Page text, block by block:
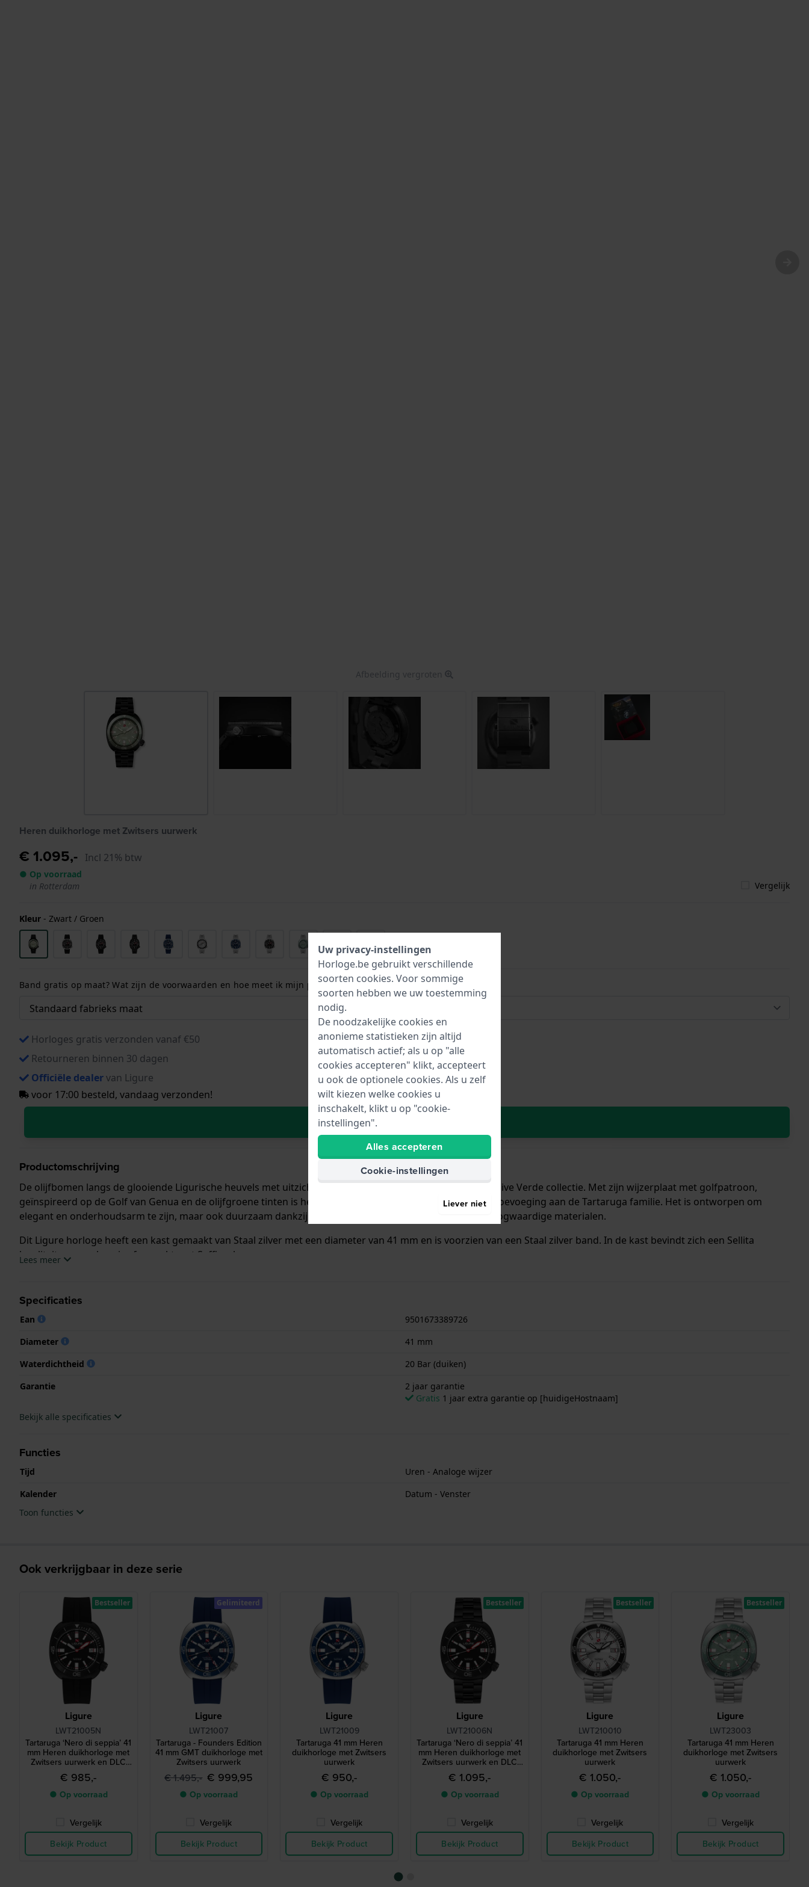
Afbeelding vergroten
Heren duikhorloge met Zwitsers uurwerk
€ 1.095,- Incl 21% btw
● Op voorraad
in Rotterdam
Vergelijk
Kleur - Zwart / Groen
+1
Band gratis op maat? Wat zijn de voorwaarden en hoe meet ik mijn polsmaat? Lees meer:
Horloges gratis verzonden vanaf €50
Retourneren binnen 30 dagen
Officiële dealervan Ligure
voor 17:00 besteld, vandaag verzonden!
In Winkelwagen
Productomschrijving
De olijfbomen langs de glooiende Ligurische heuvels met uitzicht op zee vormden de inspiratie voor de Olive Verde collectie. Met zijn wijzerplaat met golfpatroon,
geïnspireerd op de Golf van Genua en de olijfgroene tinten is het Olive Verde horloge een frisse, warme toevoeging aan de Tartaruga familie. Het is ontworpen om
elegant en onderhoudsarm te zijn, maar ook duurzaam dankzij het goed vervaardigde ontwerp en de hoogwaardige materialen.
Dit Ligure horloge heeft een kast gemaakt van Staal zilver met een diameter van 41 mm en is voorzien van een Staal zilver band. In de kast bevindt zich een Sellita
kwaliteitsuurwerk en is afgewerkt met Saffierglas.
Lees meer
Specificaties
Ean
9501673389726
Diameter
41 mm
Waterdichtheid
20 Bar (duiken)
Garantie
2 jaar garantie
Gratis 1 jaar extra garantie op [huidigeHostnaam]
Bekijk alle specificaties
Functies
Tijd
Uren - Analoge wijzer
Kalender
Datum - Venster
Toon functies
Ook verkrijgbaar in deze serie
Ligure
LWT21005N
Tartaruga ‘Nero di seppia’ 41
mm Heren duikhorloge met
Zwitsers uurwerk en DLC
coating
€ 985,-
● Op voorraad
Vergelijk
Bekijk Product
Bestseller
Ligure
LWT21007
Tartaruga - Founders Edition
41 mm GMT duikhorloge met
Zwitsers uurwerk
€ 1.495,- € 999,95
● Op voorraad
Vergelijk
Bekijk Product
Gelimiteerd
Ligure
LWT21009
Tartaruga 41 mm Heren
duikhorloge met Zwitsers
uurwerk
€ 950,-
● Op voorraad
Vergelijk
Bekijk Product
Ligure
LWT21006N
Tartaruga ‘Nero di seppia’ 41
mm Heren duikhorloge met
Zwitsers uurwerk en DLC
coating
€ 1.095,-
● Op voorraad
Vergelijk
Bekijk Product
Bestseller
Ligure
LWT210010
Tartaruga 41 mm Heren
duikhorloge met Zwitsers
uurwerk
€ 1.050,-
● Op voorraad
Vergelijk
Bekijk Product
Bestseller
Ligure
LWT23003
Tartaruga 41 mm Heren
duikhorloge met Zwitsers
uurwerk
€ 1.050,-
● Op voorraad
Vergelijk
Bekijk Product
Bestseller
Uw privacy-instellingen
Horloge.be gebruikt verschillende
soorten cookies. Voor sommige
soorten hebben we uw toestemming
nodig.
De noodzakelijke cookies en
anonieme statistieken zijn altijd
automatisch actief; als u op "alle
cookies accepteren" klikt, accepteert
u ook de optionele cookies. Als u zelf
wilt kiezen welke cookies u
inschakelt, klikt u op "cookie-
instellingen".
Alles accepteren
Cookie-instellingen
Liever niet